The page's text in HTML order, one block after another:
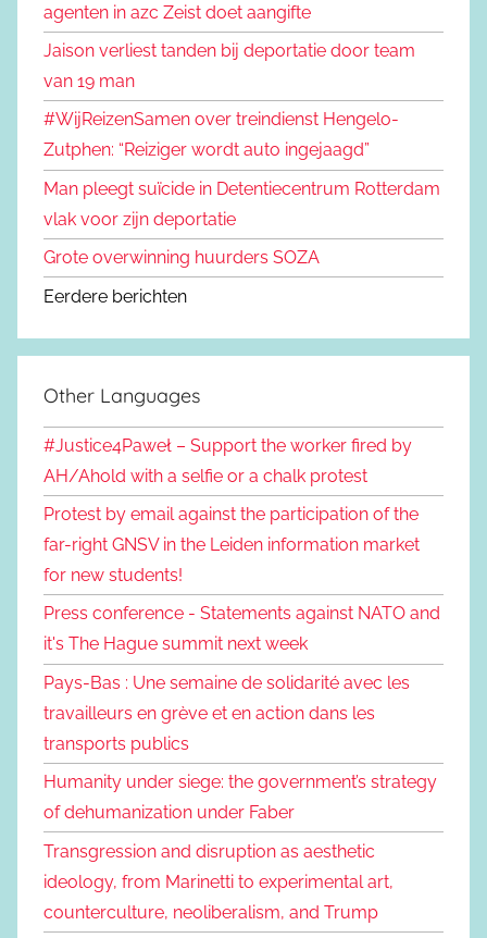
agenten in azc Zeist doet aangifte
Jaison verliest tanden bij deportatie door team
van 19 man
#WijReizenSamen over treindienst Hengelo-
Zutphen: “Reiziger wordt auto ingejaagd”
Man pleegt suïcide in Detentiecentrum Rotterdam
vlak voor zijn deportatie
Grote overwinning huurders SOZA
Eerdere berichten
Other Languages
#Justice4Paweł – Support the worker fired by
AH/Ahold with a selfie or a chalk protest
Protest by email against the participation of the
far-right GNSV in the Leiden information market
for new students!
Press conference - Statements against NATO and
it's The Hague summit next week
Pays-Bas : Une semaine de solidarité avec les
travailleurs en grève et en action dans les
transports publics
Humanity under siege: the government’s strategy
of dehumanization under Faber
Transgression and disruption as aesthetic
ideology, from Marinetti to experimental art,
counterculture, neoliberalism, and Trump